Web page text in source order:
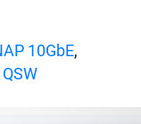
10GbE,